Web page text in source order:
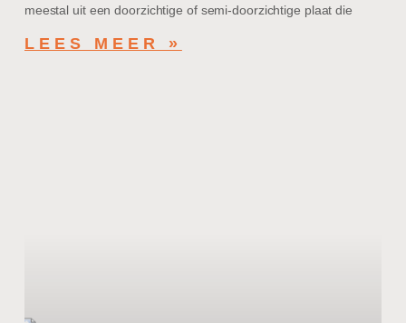
meestal uit een doorzichtige of semi-doorzichtige plaat die
LEES MEER »